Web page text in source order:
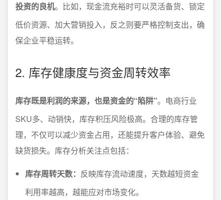
投资的良机。比如，现金流充裕时可以灵活备货、锁定
低价资源、加大营销投入，反之则要严格控制支出，确
保企业平稳运转。
2. 库存健康度与资金周转效率
库存既是利润的来源，也是资金的“陷阱”。电商行业
SKU多、动销快，库存积压风险极高。合理的库存管
理，不仅可以减少资金占用，还能提升客户体验、避免
缺货损失。库存分析关注点包括：
库存周转天数： 反映库存流动速度，天数越短资金
利用率越高，越能应对市场变化。